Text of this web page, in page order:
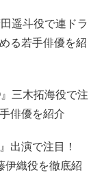
遥斗役で連ドラ
る若手俳優を紹
三木拓海役で注
俳優を紹介
出演で注目！
伊織役を徹底紹